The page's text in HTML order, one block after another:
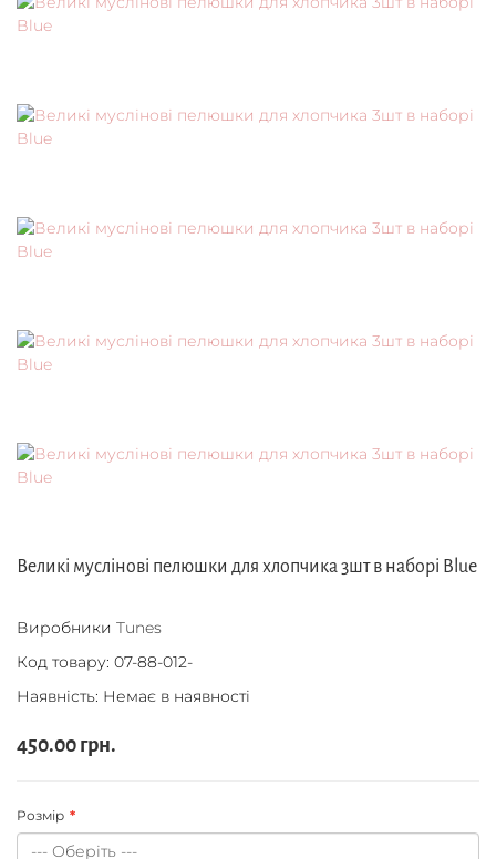
Великі муслінові пелюшки для хлопчика 3шт в наборі Blue
Виробники Tunes
Код товару: 07-88-012-
Наявність: Немає в наявності
450.00 грн.
Розмір